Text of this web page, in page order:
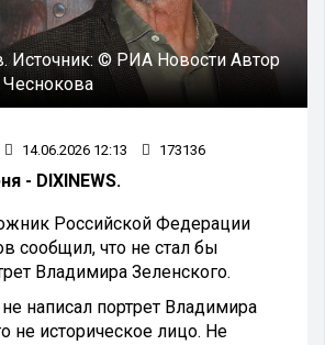
Источник:© РИА Новости Автор
Чеснокова
14.06.2026 12:13 173136
- DIXINEWS.
Российской Федерации
сообщил, что не стал бы
Владимира Зеленского.
написал портрет Владимира
не историческое лицо. Не